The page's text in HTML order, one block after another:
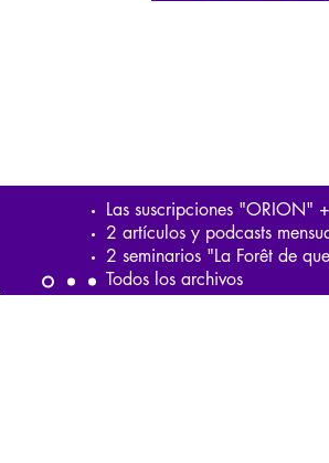
Las suscripciones "ORION"
2 artículos y podcasts
2 seminarios "La Forêt de
Todos los archivos